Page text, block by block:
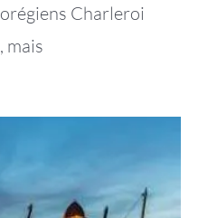
Charleroi
mais